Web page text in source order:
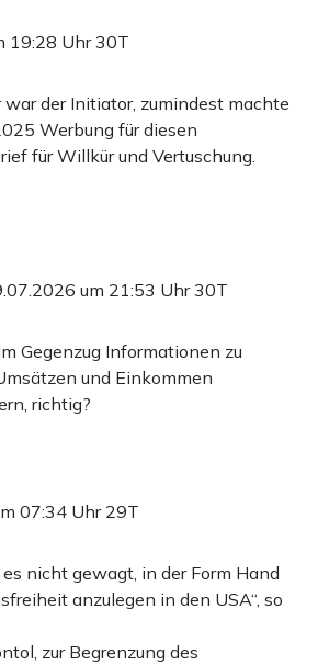
19:28 Uhr30T
der Initiator, zumindest machte
Werbung für diesen
für Willkür und Vertuschung.
um 21:53 Uhr30T
Gegenzug Informationen zu
und Einkommen
richtig?
07:34 Uhr 29T
es nicht gewagt, in der Form Hand
anzulegen in den USA“, so
zur Begrenzung des